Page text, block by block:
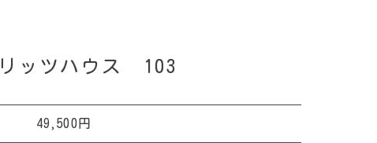
リッツハウス 103
49,500円